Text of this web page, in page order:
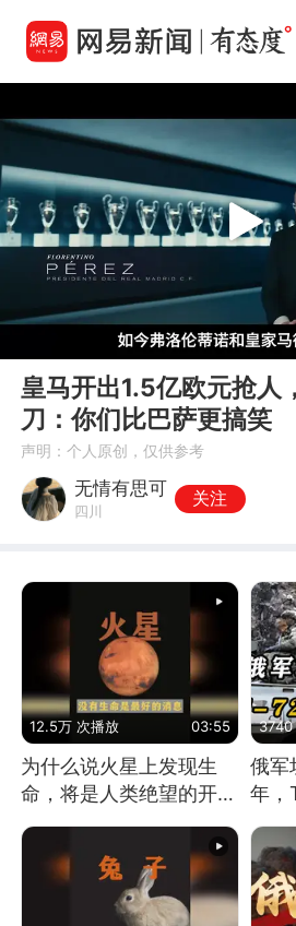
Play
皇马开出1.5亿欧元抢人
刀：你们比巴萨更搞笑
声明：个人原创，仅供参考
无情有思可
四川
关注
12.5万 次播放 03:55
为什么说火星上发现生
命，将是人类绝望的开
3740
俄军
年，